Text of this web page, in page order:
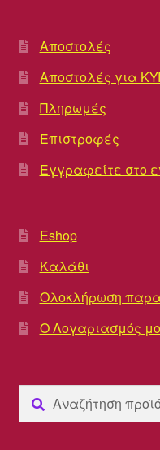
Αποστολές
Αποστολές για
Πληρωμές
Επιστροφές
Εγγραφείτε στο
Eshop
Καλάθι
Ολοκλήρωση
Ο Λογαριασμός
Αναζήτηση
για:
Αναζήτηση